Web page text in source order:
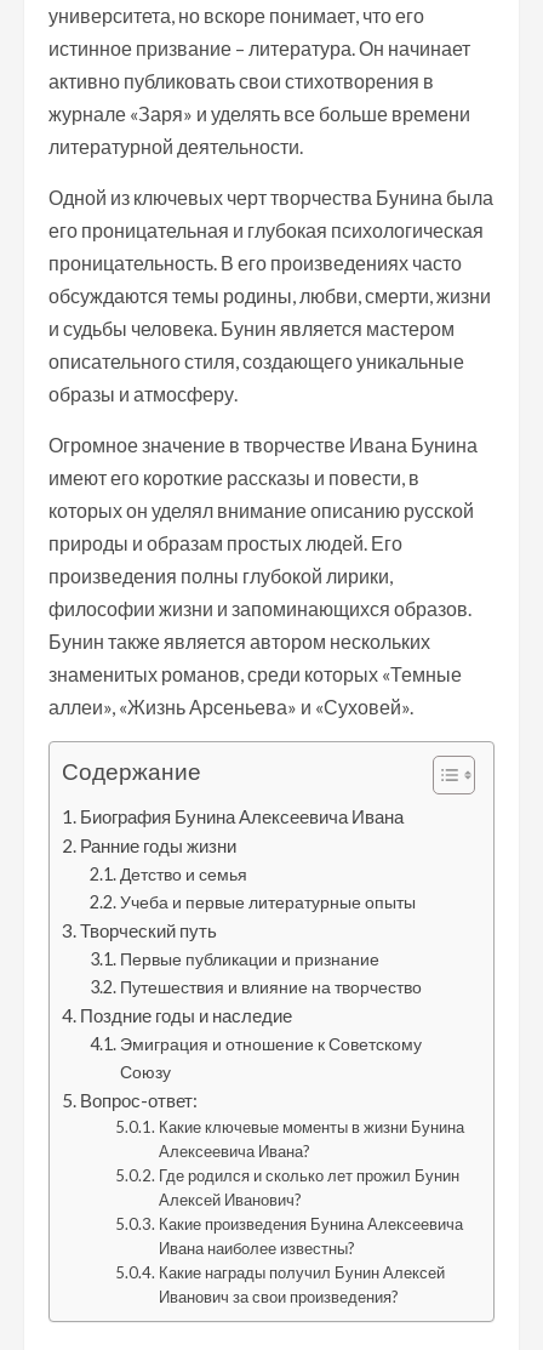
университета, но вскоре понимает, что его
истинное призвание – литература. Он начинает
активно публиковать свои стихотворения в
журнале «Заря» и уделять все больше времени
литературной деятельности.
Одной из ключевых черт творчества Бунина была
его проницательная и глубокая психологическая
проницательность. В его произведениях часто
обсуждаются темы родины, любви, смерти, жизни
и судьбы человека. Бунин является мастером
описательного стиля, создающего уникальные
образы и атмосферу.
Огромное значение в творчестве Ивана Бунина
имеют его короткие рассказы и повести, в
которых он уделял внимание описанию русской
природы и образам простых людей. Его
произведения полны глубокой лирики,
философии жизни и запоминающихся образов.
Бунин также является автором нескольких
знаменитых романов, среди которых «Темные
аллеи», «Жизнь Арсеньева» и «Суховей».
Содержание
Биография Бунина Алексеевича Ивана
Ранние годы жизни
Детство и семья
Учеба и первые литературные опыты
Творческий путь
Первые публикации и признание
Путешествия и влияние на творчество
Поздние годы и наследие
Эмиграция и отношение к Советскому
Союзу
Вопрос-ответ:
Какие ключевые моменты в жизни Бунина
Алексеевича Ивана?
Где родился и сколько лет прожил Бунин
Алексей Иванович?
Какие произведения Бунина Алексеевича
Ивана наиболее известны?
Какие награды получил Бунин Алексей
Иванович за свои произведения?